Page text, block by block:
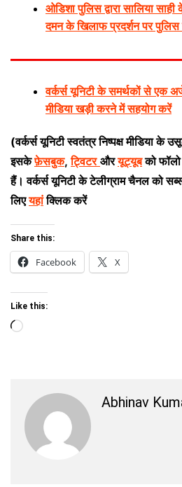
ओडिशा पुलिस द्वारा सालिया
दमन के खिलाफ प्रदर्शन पर पुलिस
वर्कर्स यूनिटी के समर्थकों से एक
मीडिया खड़ी करने में सहयोग करें
(वर्कर्स यूनिटी स्वतंत्र निष्पक्ष मीडिया के
इसकेफ़ेसबुक,ट्विटर औरयूट्यूब को
हैं। वर्कर्स यूनिटी के टेलीग्राम चैनल को
लिएयहां क्लिक करें
Share this:
Facebook X
Like this:
Loading…
Abhinav